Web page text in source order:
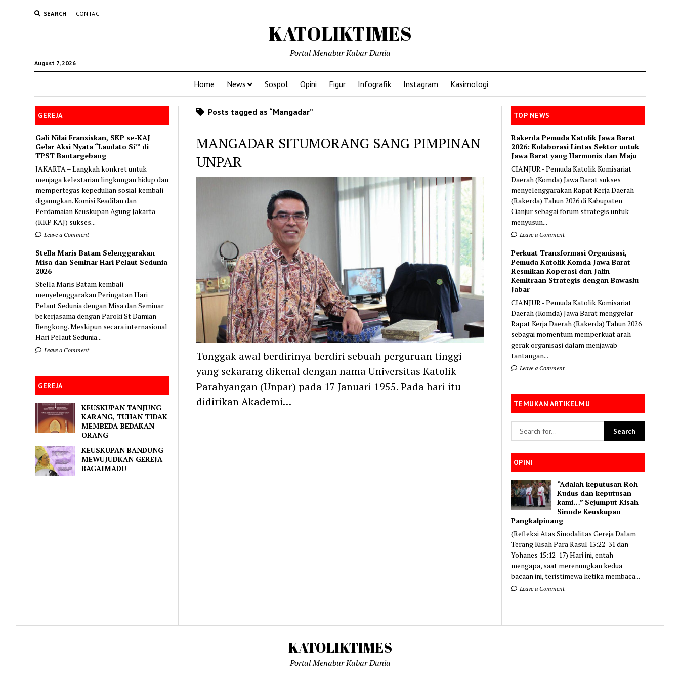
SEARCH CONTACT
KATOLIKTIMES
August 7, 2026
Portal Menabur Kabar Dunia
Home News Sospol Opini Figur Infografik Instagram Kasimologi
GEREJA
Gali Nilai Fransiskan, SKP se-KAJ
Gelar Aksi Nyata “Laudato Si’” di
TPST Bantargebang
JAKARTA – Langkah konkret untuk
menjaga kelestarian lingkungan hidup dan
mempertegas kepedulian sosial kembali
digaungkan. Komisi Keadilan dan
Perdamaian Keuskupan Agung Jakarta
(KKP KAJ) sukses...
Leave a Comment
Stella Maris Batam Selenggarakan
Misa dan Seminar Hari Pelaut Sedunia
2026
Stella Maris Batam kembali
menyelenggarakan Peringatan Hari
Pelaut Sedunia dengan Misa dan Seminar
bekerjasama dengan Paroki St Damian
Bengkong. Meskipun secara internasional
Hari Pelaut Sedunia...
Leave a Comment
GEREJA
KEUSKUPAN TANJUNG
KARANG, TUHAN TIDAK
MEMBEDA-BEDAKAN
ORANG
KEUSKUPAN BANDUNG
MEWUJUDKAN GEREJA
BAGAIMADU
Posts tagged as “Mangadar”
MANGADAR SITUMORANG SANG PIMPINAN
UNPAR
Tonggak awal berdirinya berdiri sebuah perguruan tinggi
yang sekarang dikenal dengan nama Universitas Katolik
Parahyangan (Unpar) pada 17 Januari 1955. Pada hari itu
didirikan Akademi…
TOP NEWS
Rakerda Pemuda Katolik Jawa Barat
2026: Kolaborasi Lintas Sektor untuk
Jawa Barat yang Harmonis dan Maju
CIANJUR - Pemuda Katolik Komisariat
Daerah (Komda) Jawa Barat sukses
menyelenggarakan Rapat Kerja Daerah
(Rakerda) Tahun 2026 di Kabupaten
Cianjur sebagai forum strategis untuk
menyusun...
Leave a Comment
Perkuat Transformasi Organisasi,
Pemuda Katolik Komda Jawa Barat
Resmikan Koperasi dan Jalin
Kemitraan Strategis dengan Bawaslu
Jabar
CIANJUR - Pemuda Katolik Komisariat
Daerah (Komda) Jawa Barat menggelar
Rapat Kerja Daerah (Rakerda) Tahun 2026
sebagai momentum memperkuat arah
gerak organisasi dalam menjawab
tantangan...
Leave a Comment
TEMUKAN ARTIKELMU
OPINI
“Adalah keputusan Roh
Kudus dan keputusan
kami…” Sejumput Kisah
Sinode Keuskupan
Pangkalpinang
(Refleksi Atas Sinodalitas Gereja Dalam
Terang Kisah Para Rasul 15:22-31 dan
Yohanes 15:12-17) Hari ini, entah
mengapa, saat merenungkan kedua
bacaan ini, teristimewa ketika membaca...
Leave a Comment
KATOLIKTIMES
Portal Menabur Kabar Dunia